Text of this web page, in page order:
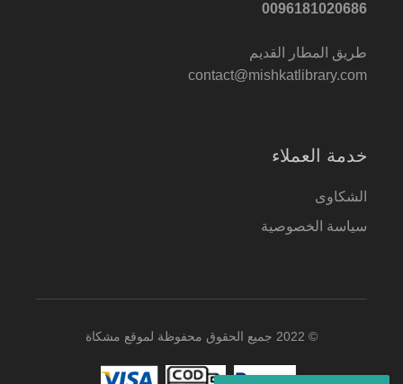
0096181020686
طريق المطار القديم
contact@mishkatlibrary.com
خدمة العملاء
الشكاوى
سياسة الخصوصية
© 2022 جميع الحقوق محفوظة لموقع مشكاة